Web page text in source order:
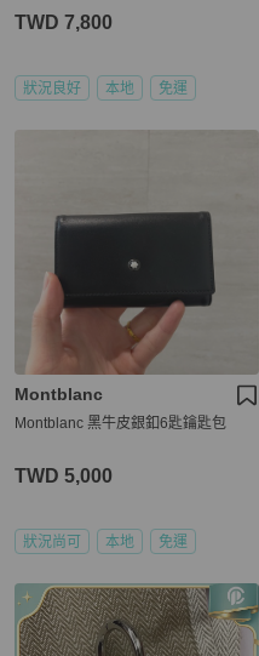
TWD 7,800
狀況良好 本地 免運
Montblanc
Montblanc 黑牛皮銀釦6匙鑰匙包
TWD 5,000
狀況尚可 本地 免運